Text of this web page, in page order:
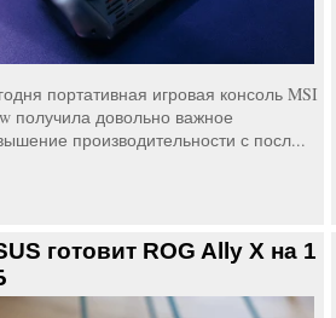
портативная игровая консоль MSI
получила довольно важное
производительности с посл...
готовит ROG Ally X на 1